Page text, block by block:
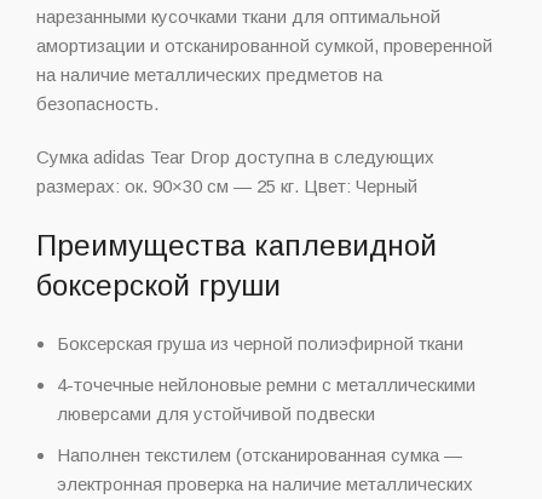
нарезанными кусочками ткани для оптимальной
амортизации и отсканированной сумкой, проверенной
на наличие металлических предметов на
безопасность.
Сумка adidas Tear Drop доступна в следующих
размерах: ок. 90×30 см — 25 кг. Цвет: Черный
Преимущества каплевидной
боксерской груши
Боксерская груша из черной полиэфирной ткани
4-точечные нейлоновые ремни с металлическими
люверсами для устойчивой подвески
Наполнен текстилем (отсканированная сумка —
электронная проверка на наличие металлических